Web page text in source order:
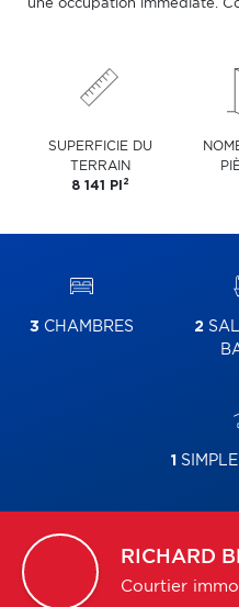
une occupation immédiate.
SUPERFICIE DU
TERRAIN
8 141 PI 2
3 CHAMBRES 2
1
RICHARD
Courtier